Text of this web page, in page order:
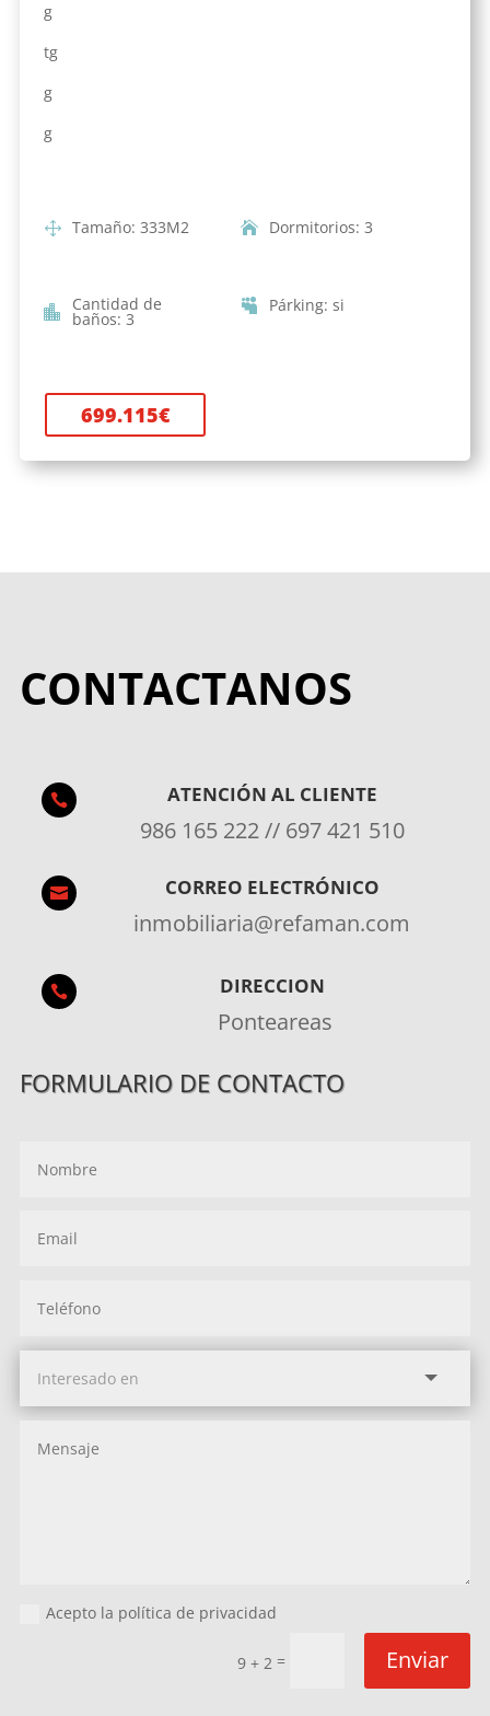
g
tg
g
g
Tamaño: 333M2 Dormitorios: 3
Cantidad de
baños: 3
Párking: si
699.115€
CONTACTANOS
 ATENCIÓN AL CLIENTE
986 165 222 // 697 421 510
 CORREO ELECTRÓNICO
inmobiliaria@refaman.com
 DIRECCION
Ponteareas
FORMULARIO DE CONTACTO
Acepto la política de privacidad
9 + 2 = Enviar